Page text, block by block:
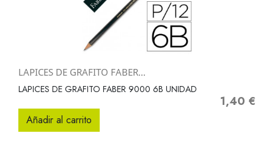
LAPICES DE GRAFITO FABER...
LAPICES DE GRAFITO FABER 9000 6B UNIDAD
Precio
1,40 €
Añadir al carrito